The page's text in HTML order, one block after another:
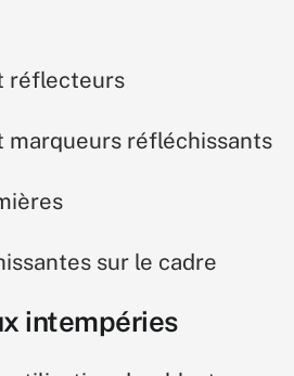
réflecteurs
marqueurs réfléchissants
sur le cadre
intempéries